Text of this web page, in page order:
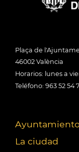
Plaça de
46002 València
Horarios: lunes a
Teléfono: 963 52 54
La ciudad